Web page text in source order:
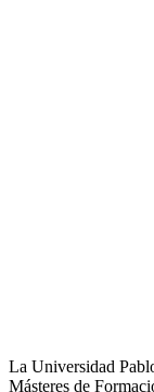
La Universidad
Másteres de